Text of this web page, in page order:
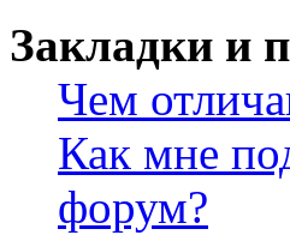
Закладки и
Чем
Как мне
форум?